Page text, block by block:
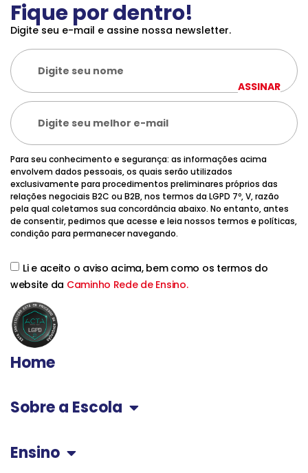
Fique por dentro!
Digite seu e-mail e assine nossa newsletter.
Para seu conhecimento e segurança: as informações acima
envolvem dados pessoais, os quais serão utilizados
exclusivamente para procedimentos preliminares próprios das
relações negociais B2C ou B2B, nos termos da LGPD 7º, V, razão
pela qual coletamos sua concordância abaixo. No entanto, antes
de consentir, pedimos que acesse e leia nossos termos e políticas,
condição para permanecer navegando.
Li e aceito o aviso acima, bem como os termos do
website da Caminho Rede de Ensino.
ASSINAR
Home
Sobre a Escola
Ensino